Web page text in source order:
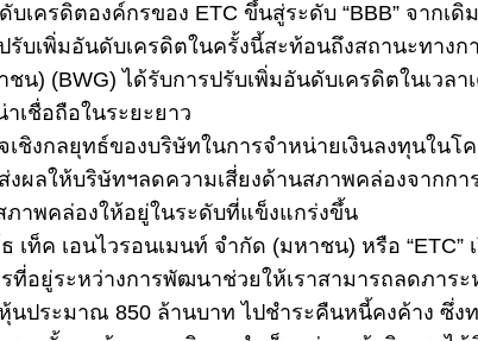
ครดิตองค์กรของ ETC ขึ้นสู่ระดับ “BBB” จากเ
รับเพิ่มอันดับเครดิตในครั้งนี้สะท้อนถึงสถานะทาง
) (BWG) ได้รับการปรับเพิ่มอันดับเครดิตในเวลา
เชื่อถือในระยะยาว
งกลยุทธ์ของบริษัทในการจำหน่ายเงินลงทุนในโ
ผลให้บริษัทฯลดความเสี่ยงด้านสภาพคล่องจากก
ภาพคล่องให้อยู่ในระดับที่แข็งแกร่งขึ้น
ค เอนไวรอนเมนท์ จำกัด (มหาชน) หรือ “ETC”
ที่อยู่ระหว่างการพัฒนาช่วยให้เราสามารถลดภาร
ประมาณ 850 ล้านบาท ไปชำระคืนหนี้คงค้าง ซึ่ง